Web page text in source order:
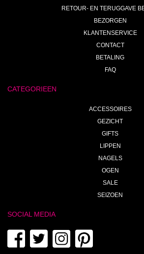
RETOUR- EN TERUGGAVE
BEZORGEN
KLANTENSERVICE
CONTACT
BETALING
FAQ
CATEGORIEEN
ACCESSOIRES
GEZICHT
GIFTS
LIPPEN
NAGELS
OGEN
SALE
SEIZOEN
SOCIAL MEDIA